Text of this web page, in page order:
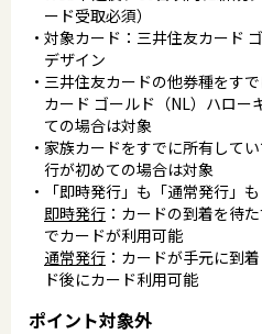
ード受取必須）
対象カード：三井住友カード
デザイン
三井住友カードの他券種をす
カード ゴールド（NL）ハロー
ての場合は対象
家族カードをすでに所有して
行が初めての場合は対象
「即時発行」も「通常発行」
即時発行 ：カードの到着を待
でカードが利用可能
通常発行 ：カードが手元に到
ド後にカード利用可能
ポイント対象外